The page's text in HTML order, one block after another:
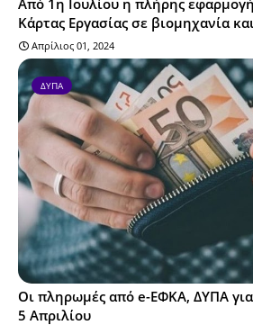
Κάρτας Εργασίας σε βιομηχανία
Απρίλιος 01, 2024
ΔΥΠΑ
Οι πληρωμές από e-ΕΦΚΑ, ΔΥΠΑ
5 Απριλίου